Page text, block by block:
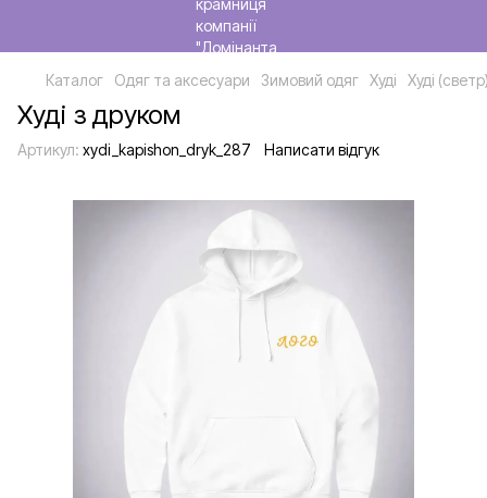
Каталог Одяг та аксесуари Зимовий одяг Худі Худі
Худі з друком
Артикул: xydi_kapishon_dryk_287 Написати відгук